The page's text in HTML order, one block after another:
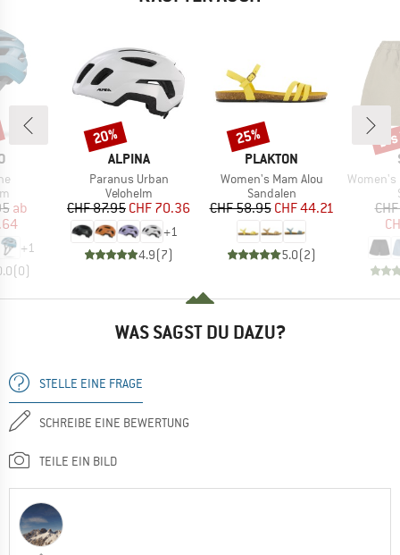
Preis
ab
+1
(0)
MARKE
ALPINA
Artikel
Paranus Urban
Produktgruppe
Velohelm
Preis
CHF 87.95 reduzierter Preis
CHF 70.36
+1
4.9(7)
Rabatt
20%
MARKE
PLAKTON
Artikel
Women's Mam Alou
Produktgruppe
Sandalen
Preis
CHF 58.95reduzierter Preis
CHF 44.21
5.0(2)
Rabatt
25%
Artikel
Women's
WAS SAGST DU DAZU?
STELLE EINE FRAGE
SCHREIBE EINE BEWERTUNG
TEILE EIN BILD